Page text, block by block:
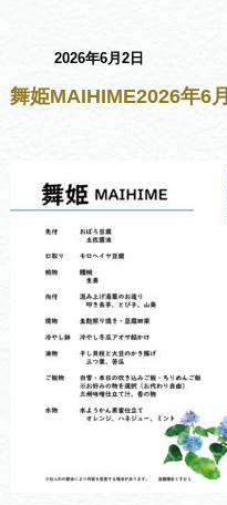
2026年6月2日
舞姫MAIHIME2026年6月